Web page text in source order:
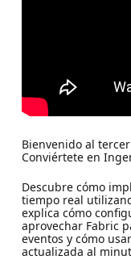
Bienvenido al
Conviértete en
Descubre cómo
tiempo real
explica cómo
aprovechar Fabric
eventos y cómo
actualizada al